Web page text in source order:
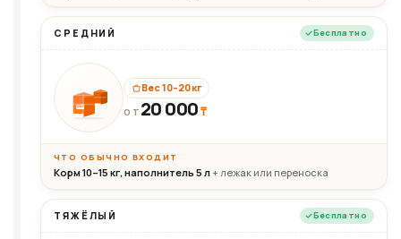
СРЕДНИЙ Бесплатно
20кг
Вес 10–20 кг
ОТ 20 000₸
ЧТО ОБЫЧНО ВХОДИТ
Корм 10–15 кг, наполнитель 5 л+ лежак или переноска
ТЯЖЁЛЫЙ Бесплатно